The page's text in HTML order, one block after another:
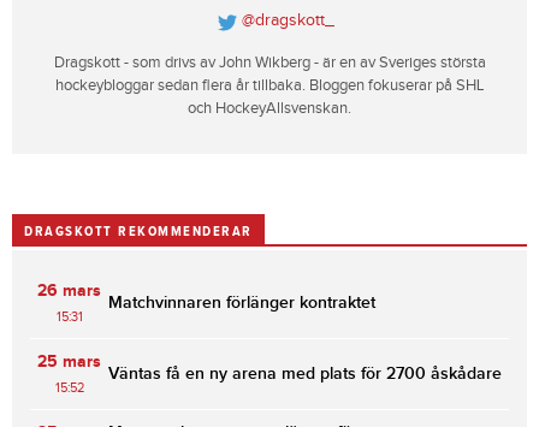
@dragskott_
Dragskott - som drivs av John Wikberg - är en av Sveriges största
hockeybloggar sedan flera år tillbaka. Bloggen fokuserar på SHL
och HockeyAllsvenskan.
DRAGSKOTT REKOMMENDERAR
26 mars
15:31
Matchvinnaren förlänger kontraktet
25 mars
15:52
Väntas få en ny arena med plats för 2700 åskådare